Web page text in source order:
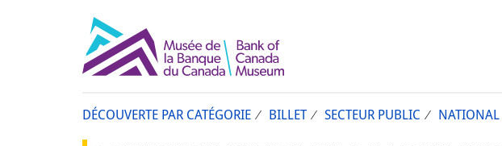
DÉCOUVERTE PAR CATÉGORIE BILLET SECTEUR PUBLIC NATIONAL